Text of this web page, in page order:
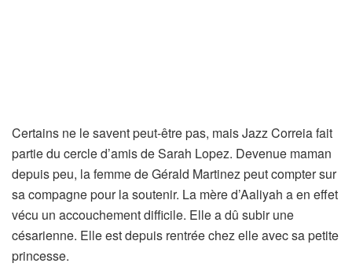
Certains ne le savent peut-être pas, mais Jazz Correia fait
partie du cercle d’amis de Sarah Lopez. Devenue maman
depuis peu, la femme de Gérald Martinez peut compter sur
sa compagne pour la soutenir. La mère d’Aaliyah a en effet
vécu un accouchement difficile. Elle a dû subir une
césarienne. Elle est depuis rentrée chez elle avec sa petite
princesse.